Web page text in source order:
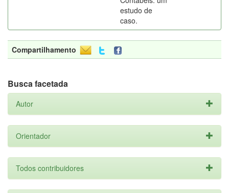
estudo de
caso.
Compartilhamento
Busca facetada
Autor
Orientador
Todos contribuidores